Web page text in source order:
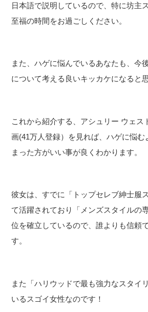
日本語で説明しているので、特に坊主
至福の時間をお過ごしください。
また、ハゲに悩んでいるあなたも、今
について考える良いキッカケになると
これから紹介する、アシュリー ウェス
画(41万人登録）を見れば、ハゲに悩む
まった方がいい事が良くわかります。
彼女は、すでに「トップセレブ紳士服
て活躍されており「メンズスタイルの
位を確立しているので、誰よりも信頼
す。
また「ハリウッドで最も強力なスタイ
いるスゴイ女性なのです！